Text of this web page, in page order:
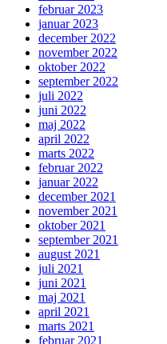
februar 2023
januar 2023
december 2022
november 2022
oktober 2022
september 2022
juli 2022
juni 2022
maj 2022
april 2022
marts 2022
februar 2022
januar 2022
december 2021
november 2021
oktober 2021
september 2021
august 2021
juli 2021
juni 2021
maj 2021
april 2021
marts 2021
februar 2021